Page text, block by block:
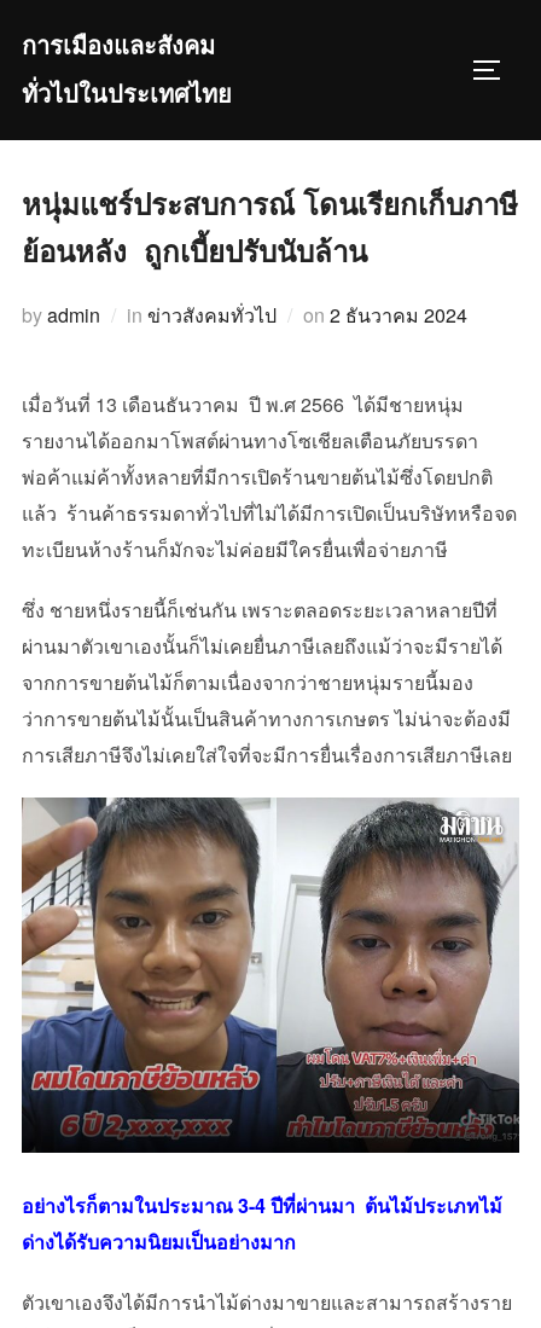
content
การเมืองและสังคม
ทั่วไปในประเทศไทย
หนุ่มแชร์ประสบการณ์ โดนเรียกเก็บภาษี
ย้อนหลัง ถูกเบี้ยปรับนับล้าน
byadmin in ข่าวสังคมทั่วไป on Posted
2 ธันวาคม 2024
เมื่อวันที่ 13 เดือนธันวาคม ปี พ.ศ 2566 ได้มีชายหนุ่ม
รายงานได้ออกมาโพสต์ผ่านทางโซเชียลเตือนภัยบรรดา
พ่อค้าแม่ค้าทั้งหลายที่มีการเปิดร้านขายต้นไม้ซึ่งโดยปกติ
แล้ว ร้านค้าธรรมดาทั่วไปที่ไม่ได้มีการเปิดเป็นบริษัทหรือจด
ทะเบียนห้างร้านก็มักจะไม่ค่อยมีใครยื่นเพื่อจ่ายภาษี
ซึ่ง ชายหนึ่งรายนี้ก็เช่นกัน เพราะตลอดระยะเวลาหลายปีที่
ผ่านมาตัวเขาเองนั้นก็ไม่เคยยื่นภาษีเลยถึงแม้ว่าจะมีรายได้
จากการขายต้นไม้ก็ตามเนื่องจากว่าชายหนุ่มรายนี้มอง
ว่าการขายต้นไม้นั้นเป็นสินค้าทางการเกษตร ไม่น่าจะต้องมี
การเสียภาษีจึงไม่เคยใส่ใจที่จะมีการยื่นเรื่องการเสียภาษีเลย
อย่างไรก็ตามในประมาณ 3-4 ปีที่ผ่านมา ต้นไม้ประเภทไม้
ด่างได้รับความนิยมเป็นอย่างมาก
ตัวเขาเองจึงได้มีการนำไม้ด่างมาขายและสามารถสร้างราย